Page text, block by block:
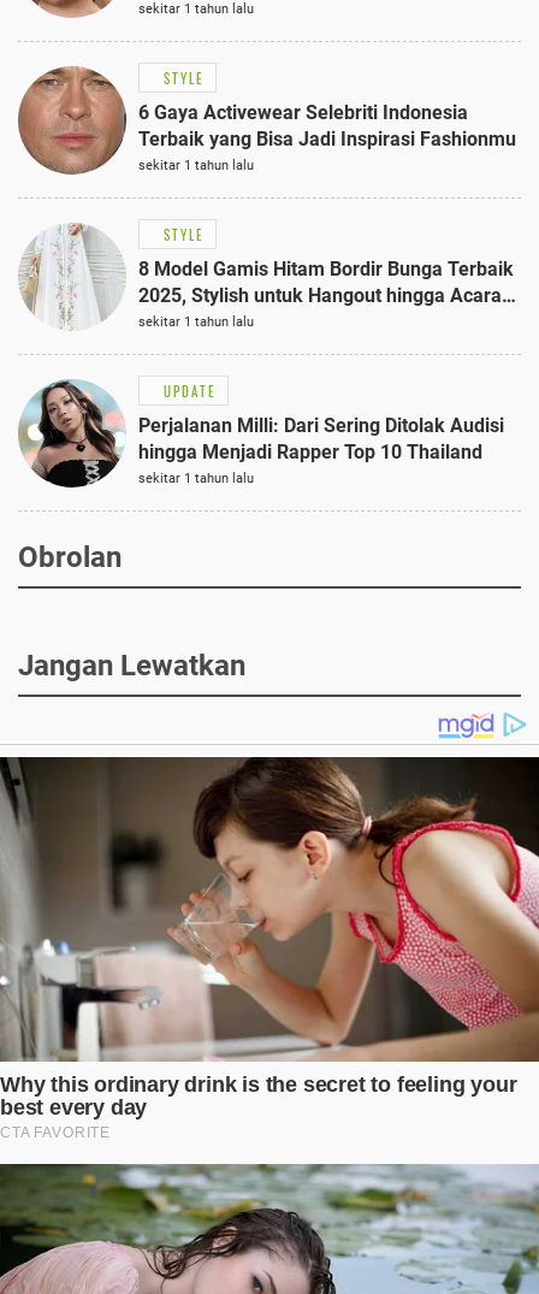
sekitar 1 tahun lalu
STYLE
6 Gaya Activewear Selebriti Indonesia
Terbaik yang Bisa Jadi Inspirasi Fashionmu
sekitar 1 tahun lalu
STYLE
8 Model Gamis Hitam Bordir Bunga Terbaik
2025, Stylish untuk Hangout hingga Acara
Semi-Formal
sekitar 1 tahun lalu
UPDATE
Perjalanan Milli: Dari Sering Ditolak Audisi
hingga Menjadi Rapper Top 10 Thailand
sekitar 1 tahun lalu
Obrolan
Jangan Lewatkan